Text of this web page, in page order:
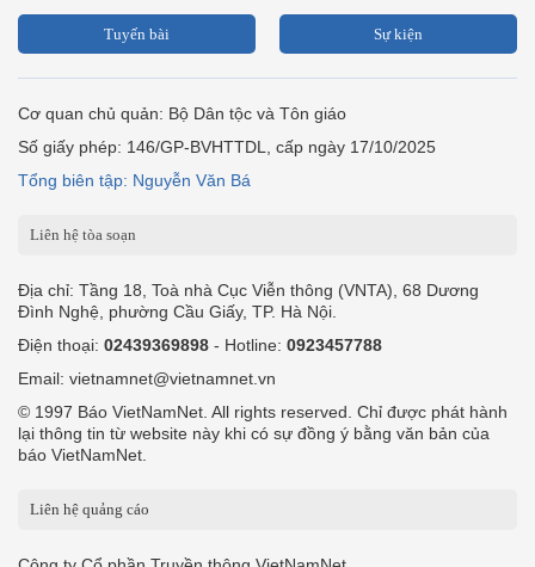
Tuyến bài Sự kiện
Cơ quan chủ quản: Bộ Dân tộc và Tôn giáo
Số giấy phép: 146/GP-BVHTTDL, cấp ngày 17/10/2025
Tổng biên tập: Nguyễn Văn Bá
Liên hệ tòa soạn
Địa chỉ: Tầng 18, Toà nhà Cục Viễn thông (VNTA), 68 Dương
Đình Nghệ, phường Cầu Giấy, TP. Hà Nội.
Điện thoại: 02439369898 - Hotline: 0923457788
Email: vietnamnet@vietnamnet.vn
© 1997 Báo VietNamNet. All rights reserved. Chỉ được phát hành
lại thông tin từ website này khi có sự đồng ý bằng văn bản của
báo VietNamNet.
Liên hệ quảng cáo